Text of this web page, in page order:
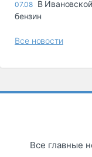
07.08 В
бензин
Все новости
Все главные